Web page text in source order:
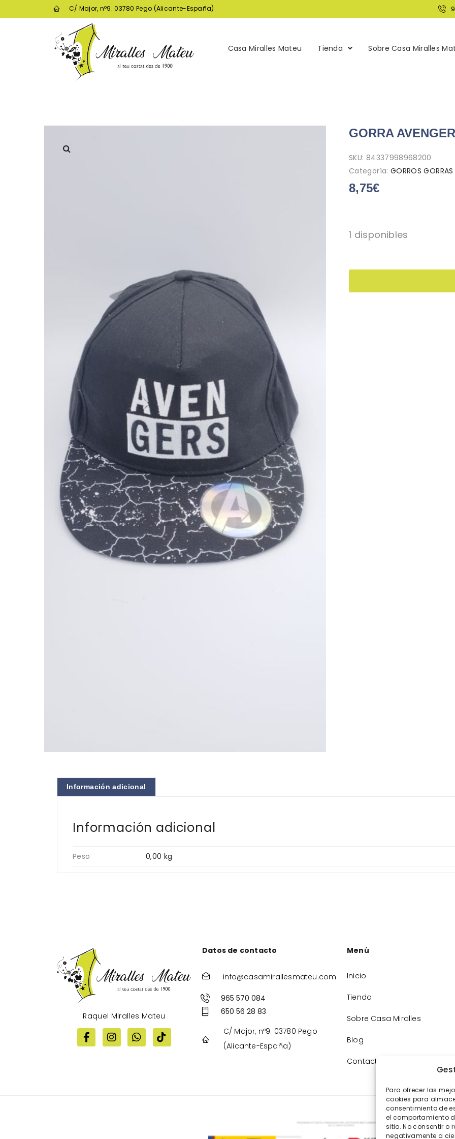
Para ofrecer las
cookies para
consentimiento de
el comportamiento
sitio. No consentir o
negativamente a
C/ Major, nº9. 03780 Pego (Alicante-España)
Casa Miralles Mateu Tienda Sobre Casa Miralles
GORRA
SKU: 84337998968200
Categoría: GORROS GORRAS
8,75€
1 disponibles
Información adicional
Información adicional
Peso 0,00 kg
Raquel Miralles Mateu
Datos de contacto
info@casamirallesmateu.com
965 570 084
650 56 28 83
C/ Major, nº9. 03780 Pego
(Alicante-España)
Menú
Inicio
Tienda
Sobre Casa Miralles
Blog
Contacto